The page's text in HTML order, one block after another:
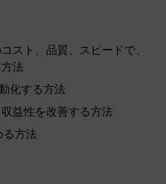
スト、品質、スピードで、
法
化する方法
益性を改善する方法
る方法